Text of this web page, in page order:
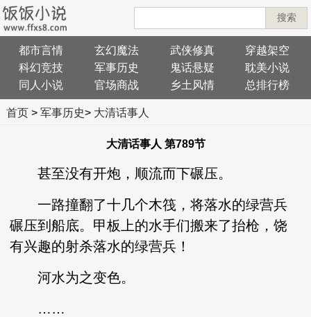
搜索
都市言情 玄幻魔法 武侠修真
穿越架空
科幻竞技
军事历史 鬼话悬疑
耽美小说
同人小说
官场商战 乡土风情 总排行榜
首页> 军事历史> 大清话事人
大清话事人 第789节
甚至没有开炮，顺流而下碾压。
一路撞翻了十几个木筏，将落水的绿营兵
碾压到船底。甲板上的水手们搬来了抬枪，饶
有兴趣的射杀落水的绿营兵！
河水为之变色。
……